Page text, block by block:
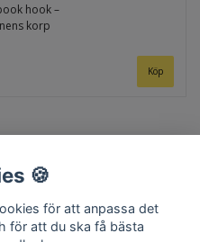
hook –
korp
🍪
för att anpassa det
för att du ska få bästa